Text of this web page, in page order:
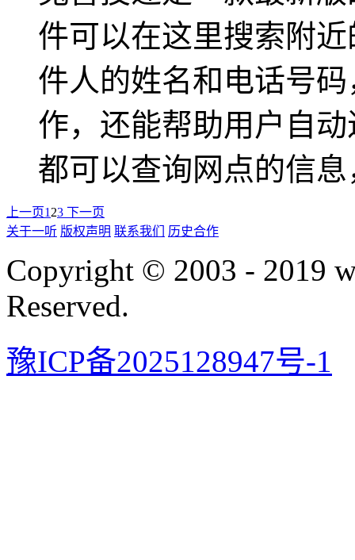
件可以在这里搜索附
件人的姓名和电话号
作，还能帮助用户自
都可以查询网点的信
上一页123 下一页
关于一听 版权声明 联系我们 历史合作
Copyright © 2003 - 2019
Reserved.
豫ICP备2025128947号-1